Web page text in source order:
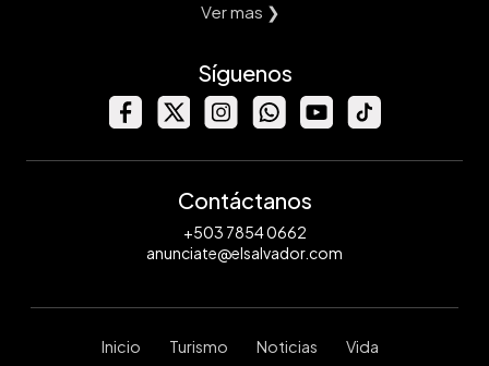
Ver mas ❯
Síguenos
Contáctanos
+503 7854 0662
anunciate@elsalvador.com
Inicio Turismo Noticias Vida